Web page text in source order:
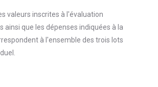
valeurs inscrites à l'évaluation
ainsi que les dépenses indiquées à la
à l'ensemble des trois lots